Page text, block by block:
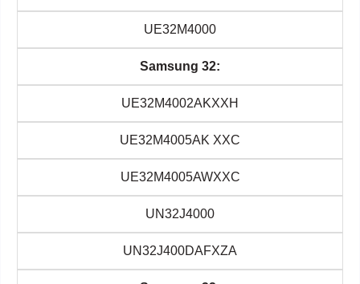
UE32M4000
Samsung 32:
UE32M4002AKXXH
UE32M4005AK XXC
UE32M4005AWXXC
UN32J4000
UN32J400DAFXZA